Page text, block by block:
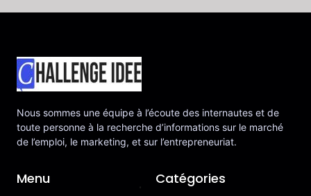
Nous sommes une équipe à l’écoute des internautes et de
toute personne à la recherche d’informations sur le marché
de l’emploi, le marketing, et sur l’entrepreneuriat.
Menu Catégories
.